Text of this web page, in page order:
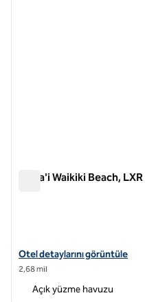
Ka La'i Waikiki Beach,
Ka La'i Waikiki Beach, LXR
Otel detaylarını görüntüle
2,68 mil
Açık yüzme havuzu